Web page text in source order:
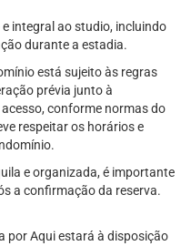
integral ao studio, incluindo
durante a estadia.
está sujeito às regras
prévia junto à
conforme normas do
respeitar os horários e
e organizada, é importante
a confirmação da reserva.
por Aqui estará à disposição